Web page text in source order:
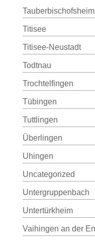
Tauberbischofsheim
Titisee
Titisee-Neustadt
Todtnau
Trochtelfingen
Tübingen
Tuttlingen
Überlingen
Uhingen
Uncategorized
Untergruppenbach
Untertürkheim
Vaihingen an der